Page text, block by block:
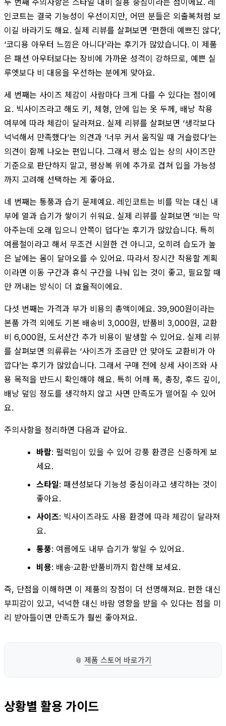
인코트는 결국 기능성이 우선이지만, 어떤 분들은 외출복처럼 보
이길 바라기도 해요. 실제 리뷰를 살펴보면 ‘편한데 예쁘진 않다’,
‘코디용 아우터 느낌은 아니다’라는 후기가 많았습니다. 이 제품
은 패션 아우터보다는 장비에 가까운 성격이 강하므로, 예쁜 실
루엣보다 비 대응을 우선하는 분에게 맞아요.
세 번째는 사이즈 체감이 사람마다 크게 다를 수 있다는 점이에
요. 빅사이즈라고 해도 키, 체형, 안에 입는 옷 두께, 배낭 착용
여부에 따라 체감이 달라져요. 실제 리뷰를 살펴보면 ‘생각보다
넉넉해서 만족했다’는 의견과 ‘너무 커서 움직일 때 거슬렸다’는
의견이 함께 나오는 편입니다. 그래서 평소 입는 상의 사이즈만
기준으로 판단하지 말고, 평상복 위에 추가로 겹쳐 입을 가능성
까지 고려해 선택하는 게 좋아요.
네 번째는 통풍과 습기 문제예요. 레인코트는 비를 막는 대신 내
부에 열과 습기가 쌓이기 쉬워요. 실제 리뷰를 살펴보면 ‘비는 막
아주는데 오래 입으니 안쪽이 덥다’는 후기가 많았습니다. 특히
여름철이라고 해서 무조건 시원한 건 아니고, 오히려 습도가 높
은 날에는 몸이 달아오를 수 있어요. 따라서 장시간 착용할 계획
이라면 이동 구간과 휴식 구간을 나눠 입는 것이 좋고, 필요할 때
만 꺼내는 방식이 더 효율적이에요.
다섯 번째는 가격과 부가 비용의 총액이에요. 39,900원이라는
본품 가격 외에도 기본 배송비 3,000원, 반품비 3,000원, 교환
비 6,000원, 도서산간 추가 비용이 발생할 수 있어요. 실제 리뷰
를 살펴보면 의류류는 ‘사이즈가 조금만 안 맞아도 교환비가 아
깝다’는 후기가 많았습니다. 그래서 구매 전에 상세 사이즈와 사
용 목적을 반드시 확인해야 해요. 특히 어깨 폭, 총장, 후드 깊이,
배낭 덮임 정도를 생각하지 않고 사면 만족도가 떨어질 수 있어
요.
주의사항을 정리하면 다음과 같아요.
바람: 펄럭임이 있을 수 있어 강풍 환경은 신중하게 보
세요.
스타일: 패션성보다 기능성 중심이라고 생각하는 것이
좋아요.
사이즈: 빅사이즈라도 사용 환경에 따라 체감이 달라져
요.
통풍: 여름에도 내부 습기가 쌓일 수 있어요.
비용: 배송·교환·반품비까지 합산해 보세요.
즉, 단점을 이해하면 이 제품의 장점이 더 선명해져요. 편한 대신
부피감이 있고, 넉넉한 대신 바람 영향을 받을 수 있다는 점을 미
리 받아들이면 만족도가 훨씬 좋아져요.
📎 제품 스토어 바로가기
상황별 활용 가이드